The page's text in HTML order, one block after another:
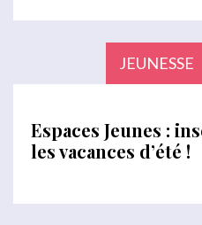
JEUNESSE
Espaces Jeunes :
les vacances d’été !